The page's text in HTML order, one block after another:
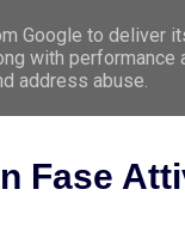
Home
Fase
Google to deliver
with
address abuse.